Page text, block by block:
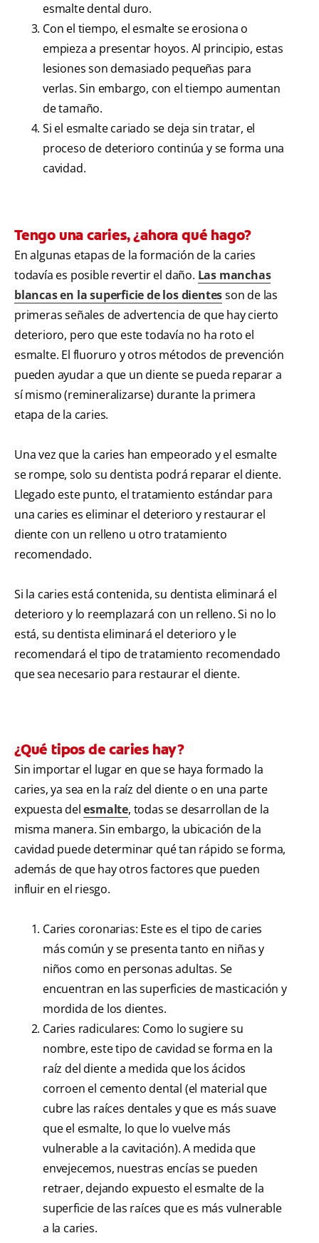
esmalte dental duro.
Con el tiempo, el esmalte se erosiona o
empieza a presentar hoyos. Al principio, estas
lesiones son demasiado pequeñas para
verlas. Sin embargo, con el tiempo aumentan
de tamaño.
Si el esmalte cariado se deja sin tratar, el
proceso de deterioro continúa y se forma una
cavidad.
Tengo una caries, ¿ahora qué hago?
En algunas etapas de la formación de la caries
todavía es posible revertir el daño. Las manchas
blancas en la superficie de los dientesson de las
primeras señales de advertencia de que hay cierto
deterioro, pero que este todavía no ha roto el
esmalte. El fluoruro y otros métodos de prevención
pueden ayudar a que un diente se pueda reparar a
sí mismo (remineralizarse) durante la primera
etapa de la caries.
Una vez que la caries han empeorado y el esmalte
se rompe, solo su dentista podrá reparar el diente.
Llegado este punto, el tratamiento estándar para
una caries es eliminar el deterioro y restaurar el
diente con un relleno u otro tratamiento
recomendado.
Si la caries está contenida, su dentista eliminará el
deterioro y lo reemplazará con un relleno. Si no lo
está, su dentista eliminará el deterioro y le
recomendará el tipo de tratamiento recomendado
que sea necesario para restaurar el diente.
¿Qué tipos de caries hay?
Sin importar el lugar en que se haya formado la
caries, ya sea en la raíz del diente o en una parte
expuesta delesmalte, todas se desarrollan de la
misma manera. Sin embargo, la ubicación de la
cavidad puede determinar qué tan rápido se forma,
además de que hay otros factores que pueden
influir en el riesgo.
Caries coronarias: Este es el tipo de caries
más común y se presenta tanto en niñas y
niños como en personas adultas. Se
encuentran en las superficies de masticación y
mordida de los dientes.
Caries radiculares: Como lo sugiere su
nombre, este tipo de cavidad se forma en la
raíz del diente a medida que los ácidos
corroen el cemento dental (el material que
cubre las raíces dentales y que es más suave
que el esmalte, lo que lo vuelve más
vulnerable a la cavitación). A medida que
envejecemos, nuestras encías se pueden
retraer, dejando expuesto el esmalte de la
superficie de las raíces que es más vulnerable
a la caries.